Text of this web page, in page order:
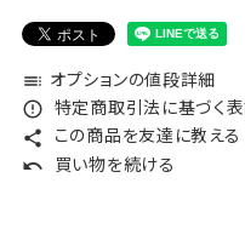
toc オプションの値段詳細
error_outline 特定商取引法に基づく
share この商品を友達に教える
undo 買い物を続ける